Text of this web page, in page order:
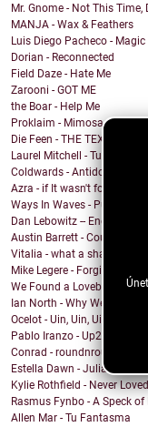
Mr. Gnome - Not This Time,
MANJA - Wax & Feathers
Luis Diego Pacheco - Magic
Dorian - Reconnected
Field Daze - Hate Me
Zarooni - GOT ME
the Boar - Help Me
Proklaim - Mimosa
Die Feen - THE TEXAN
Laurel Mitchell - Tuesday,
Coldwards - Antidote
Azra - if It wasn't for you
Ways In Waves - Pulled to
Dan Lebowitz -- Enemies
Austin Barrett - Country Enuf
Vitalia - what a shame
Mike Legere - Forgiveness
We Found a Lovebird -
Ian North - Why We Build
Ocelot - Uin, Uin, Uin
Pablo Iranzo - Up2NoGood
Conrad - roundnround
Estella Dawn - Julian
Kylie Rothfield - Never
Rasmus Fynbo - A Speck of
Allen Mar - Tu Fantasma